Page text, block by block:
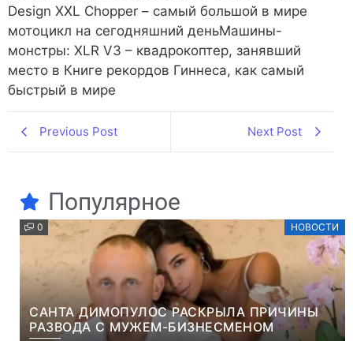
Design XXL Chopper – самый большой в мире
мотоцикл на сегодняшний деньМашины-
монстры: XLR V3 – квадрокоптер, занявший
место в Книге рекордов Гиннеса, как самый
быстрый в мире
Previous Post Next Post
Популярное
0 НОВОСТИ
САНТА ДИМОПУЛОС РАСКРЫЛА ПРИЧИНЫ
РАЗВОДА С МУЖЕМ-БИЗНЕСМЕНОМ